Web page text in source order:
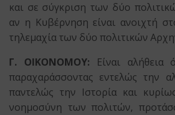
και σε σύγκριση των δύο
αν η Κυβέρνηση είναι ανοιχτή
τηλεμαχία των δύο πολιτικών
Γ. ΟΙΚΟΝΟΜΟΥ: Είναι αλήθεια
παραχαράσσοντας εντελώς την
παντελώς την Ιστορία και
νοημοσύνη των πολιτών,